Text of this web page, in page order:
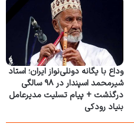
وداع با یگانه دونلی‌نواز ایران؛ استاد
شیرمحمد اسپندار در ۹۸ سالگی
درگذشت + پیام تسلیت مدیرعامل
بنیاد رودکی